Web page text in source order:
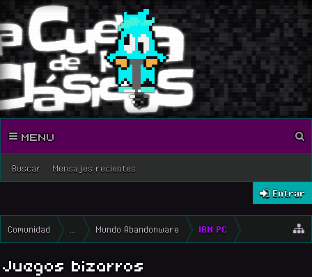
Buscar Mensajes recientes
MENU
Entrar
Comunidad Mundo Abandonware IBM PC
Juegos bizarros